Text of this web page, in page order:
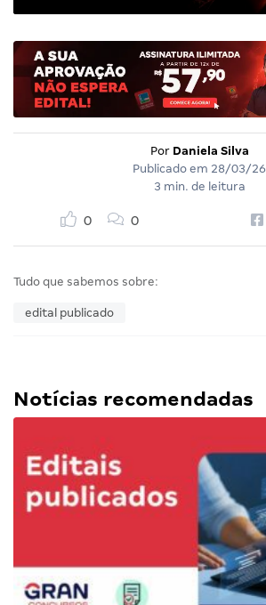
Por Daniela Silva
Publicado em 28/03/26
3 min. de leitura
0 0
Tudo que sabemos sobre:
edital publicado
Notícias recomendadas